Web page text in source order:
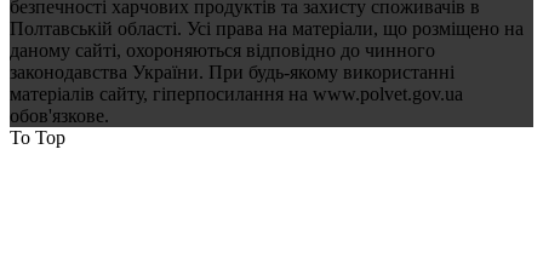
безпечності харчових продуктів та захисту споживачів в
Полтавській області. Усі права на матеріали, що розміщено на
даному сайті, охороняються відповідно до чинного
законодавства України. При будь-якому використанні
матеріалів сайту, гіперпосилання на www.polvet.gov.ua
обов'язкове.
To Top